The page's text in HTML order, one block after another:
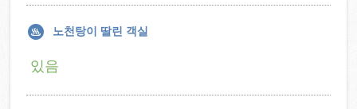
노천탕이 딸린 객실
있음